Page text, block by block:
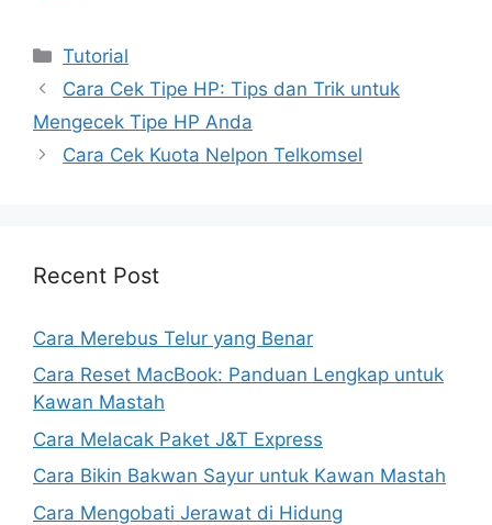
Kategori
Tutorial
Cara Cek Tipe HP: Tips dan Trik untuk
Mengecek Tipe HP Anda
Cara Cek Kuota Nelpon Telkomsel
Recent Post
Cara Merebus Telur yang Benar
Cara Reset MacBook: Panduan Lengkap untuk
Kawan Mastah
Cara Melacak Paket J&T Express
Cara Bikin Bakwan Sayur untuk Kawan Mastah
Cara Mengobati Jerawat di Hidung